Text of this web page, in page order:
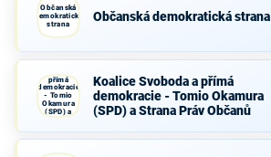
Občanská
demokratická
strana
Občanská demokratická strana
Koalice
přímá
demokracie
- Tomio
Okamura
(SPD) a
Strana Práv
Koalice Svoboda a přímá
demokracie - Tomio Okamura
(SPD) a Strana Práv Občanů